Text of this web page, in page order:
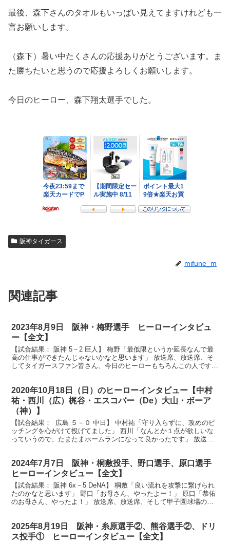
最後、森下さんのタオルもいっぱい見えてますけれども一
言お願いします。
（森下）暑い中たくさんの応援ありがとうございます。ま
た勝ちたいと思うので応援よろしくお願いします。
今日のヒーロー、森下翔太選手でした。
阪神タイガース
mifune_m
関連記事
2023年8月9日 阪神・梅野選手 ヒーローインタビュ
ー【全文】
【試合結果： 阪神 5－2 巨人】 梅野「最低限というか延長なんで最
高の仕事ができたんじゃないかなと思います」 放送席、放送席、そ
してタイガースファン皆さん、今日のヒーローもちろんこの人です。
2020年10月18日（日）のヒーローインタビュー【中村
祐・西川（広）梶谷・エスコバー（De）大山・ボーア
（神）】
【試合結果： 広島 ５－０ 中日】 中村祐「守り入らずに、攻めのピ
ッチングを心がけて投げてました」 西川「なんとか１点が欲しいな
っていうので、たまたまホームランになって良かったです」 放送
2024年7月7日 阪神・桐敷投手、野口選手、原口選手
ヒーローインタビュー【全文】
【試合結果： 阪神 6x－5 DeNA】 桐敷「良い流れを攻撃に繋げられ
たのかなと思います」 野口「お母さん、やったよー！」 原口「恭佑
のお母さん、やったよ！」 放送席、放送席、そして甲子園球場のタ
2025年8月19日 阪神・糸原選手②、熊谷選手②、ドリ
ス投手① ヒーローインタビュー【全文】